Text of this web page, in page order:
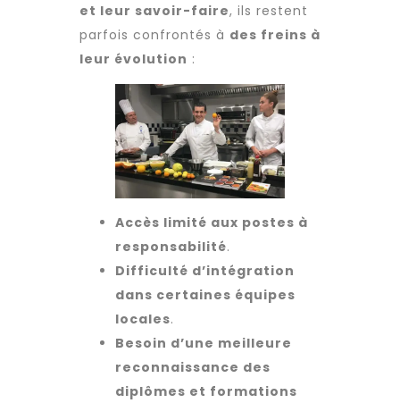
et leur savoir-faire, ils restent
parfois confrontés à des freins à
leur évolution :
Accès limité aux postes à
responsabilité.
Difficulté d’intégration
dans certaines équipes
locales.
Besoin d’une meilleure
reconnaissance des
diplômes et formations